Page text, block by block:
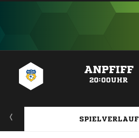
ANPFIFF
20:00UHR
SPIELVERLAUF